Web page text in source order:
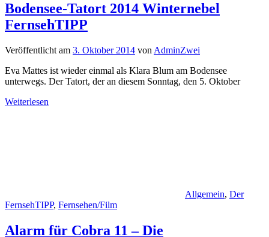
Bodensee-Tatort 2014 Winternebel
FernsehTIPP
Veröffentlicht am 3. Oktober 2014 von AdminZwei
Eva Mattes ist wieder einmal als Klara Blum am Bodensee
unterwegs. Der Tatort, der an diesem Sonntag, den 5. Oktober
Weiterlesen
Allgemein, Der
FernsehTIPP, Fernsehen/Film
Alarm für Cobra 11 – Die